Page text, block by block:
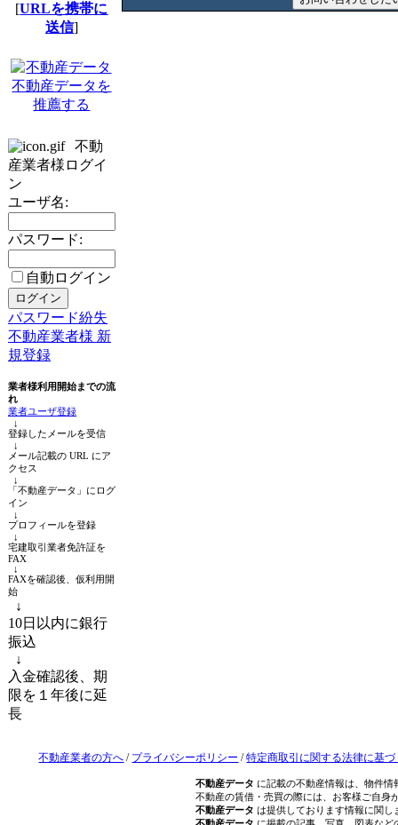
[URLを携帯に
送信]
不動産データを
推薦する
不動
産業者様ログイ
ン
ユーザ名:
パスワード:
自動ログイン
パスワード紛失
不動産業者様 新
規登録
業者様利用開始までの流
れ
業者ユーザ登録
↓
登録したメールを受信
↓
メール記載の URL にア
クセス
↓
「不動産データ」にログ
イン
↓
プロフィールを登録
↓
宅建取引業者免許証を
FAX
↓
FAXを確認後、仮利用開
始
↓
10日以内に銀行
振込
↓
入金確認後、期
限を１年後に延
長
不動産業者の方へ / プライバシーポリシー /特定商取引に関する法律に基
不動産データ に記載の不動産情報は、物件
不動産の賃借・売買の際には、お客様ご自身
不動産データ は提供しております情報に関し